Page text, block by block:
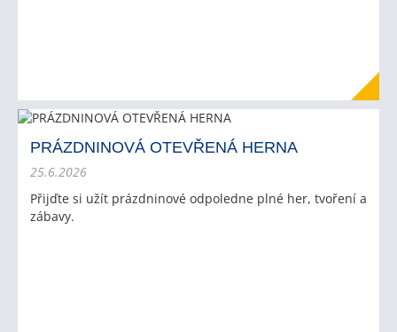
PRÁZDNINOVÁ OTEVŘENÁ HERNA
25.6.2026
Přijďte si užít prázdninové odpoledne plné her, tvoření a
zábavy.